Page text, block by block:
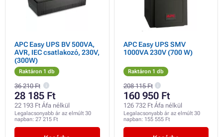
APC Easy UPS BV 500VA,
AVR, IEC csatlakozó, 230V,
(300W)
Raktáron 1 db
36 210 Ft
28 185 Ft
22 193 Ft Áfa nélkül
Legalacsonyabb ár az elmúlt 30
napban: 27 215 Ft
APC Easy UPS SMV
1000VA 230V (700 W)
Raktáron 1 db
208 115 Ft
160 950 Ft
126 732 Ft Áfa nélkül
Legalacsonyabb ár az elmúlt 30
napban: 155 555 Ft